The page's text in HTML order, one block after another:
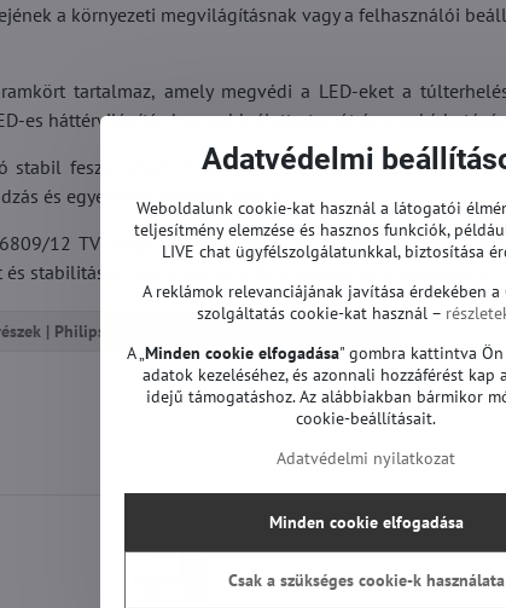
a környezeti megvilágításnak vagy a felhasználói
tartalmaz, amely megvédi a LED-eket a
es háttérvilágítás hosszabb élettartamát és
stabil feszültséget és áramot biztosít a LED-ek számára,
és egyenetlen fényerő nélkül.
12 TV megfelelő háttérvilágítás működésének
stabilitását, hozzájárulva a TV általános
| Philips TV
Adatvédelmi
Weboldalunk cookie-kat használ a látogatói
teljesítmény elemzése és hasznos funkciók,
LIVE chat ügyfélszolgálatunkkal, biztosítása
A reklámok relevanciájának javítása érdekében a
szolgáltatás cookie-kat használ –
A „Minden cookie elfogadása" gombra kattintva
adatok kezeléséhez, és azonnali hozzáférést kap
idejű támogatáshoz. Az alábbiakban bármikor
cookie-beállításait.
Adatvédelmi nyilatkozat
Minden cookie elfogadása
Csak a szükséges cookie-k használata